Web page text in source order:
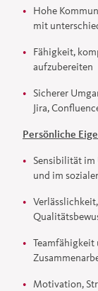
Hohe
mit
Fähigkeit,
aufzubereiten
Sicherer
Jira,
Persönliche
Sensibilität im
und im
Teamfähigkeit
Motivation,